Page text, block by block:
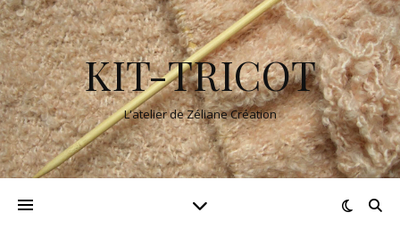
KIT-TRICOT
L'atelier de Zéliane Création